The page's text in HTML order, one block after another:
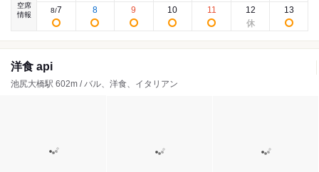
空席
情報
8/7 8 9 10 11 12 13
洋食 api
池尻大橋駅 602m / バル、洋食、イタリアン